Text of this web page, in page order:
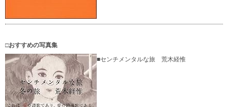
□おすすめの写真集
■センチメンタルな旅 荒木経惟